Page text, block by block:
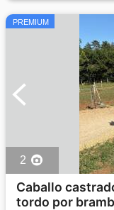
PREMIUM
2
Caballo
tordo por